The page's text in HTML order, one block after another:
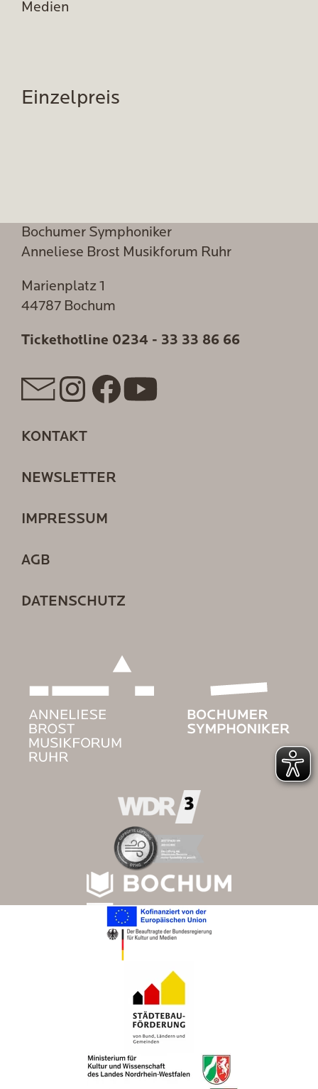
Medien
Einzelpreis
Bochumer Symphoniker
Anneliese Brost Musikforum Ruhr
Marienplatz 1
44787 Bochum
Tickethotline 0234 - 33 33 86 66
KONTAKT
NEWSLETTER
IMPRESSUM
AGB
DATENSCHUTZ